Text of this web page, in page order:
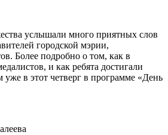
услышали много приятных слов
городской мэрии,
Более подробно о том, как в
и как ребята достигали
уже в этот четверг в программе «День